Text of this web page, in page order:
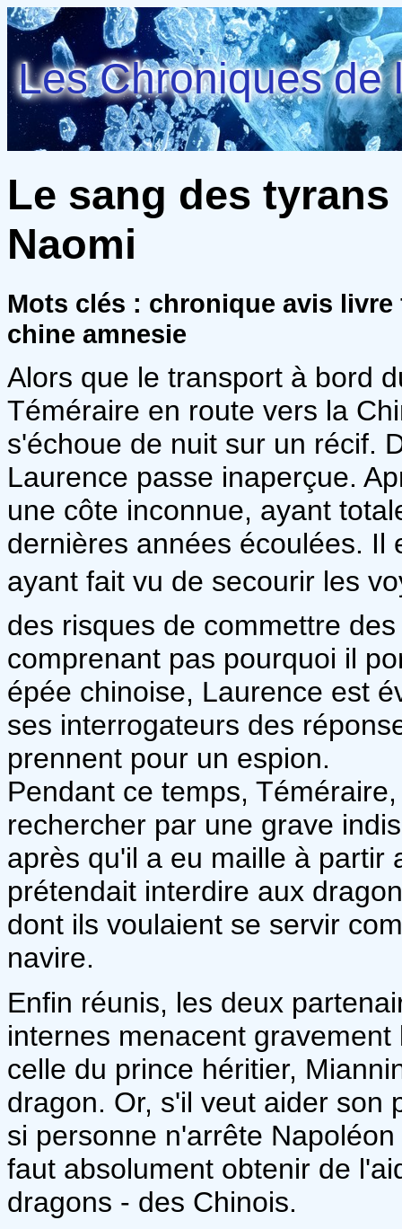
Les Chroniques de
Le sang des
Naomi
Mots clés : chronique avis
chine amnesie
Alors que le transport à bord
Téméraire en route vers la
s'échoue de nuit sur un récif.
Laurence passe inaperçue.
une côte inconnue, ayant
dernières années écoulées. Il
ayant fait vu de secourir les
des risques de commettre
comprenant pas pourquoi il
épée chinoise, Laurence est
ses interrogateurs des
prennent pour un espion.
Pendant ce temps,
rechercher par une grave
après qu'il a eu maille à partir
prétendait interdire aux
dont ils voulaient se servir
navire.
Enfin réunis, les deux
internes menacent
celle du prince héritier,
dragon. Or, s'il veut aider son
si personne n'arrête
faut absolument obtenir de
dragons - des Chinois.